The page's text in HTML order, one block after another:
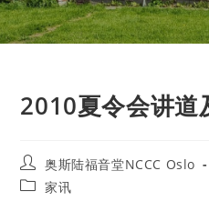
2010夏令会讲道
Post
author:
奥斯陆福音堂NCCC Oslo
Post家讯